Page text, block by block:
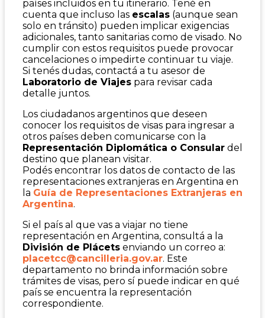
países incluidos en tu itinerario. Tené en
cuenta que incluso las escalas (aunque sean
solo en tránsito) pueden implicar exigencias
adicionales, tanto sanitarias como de visado. No
cumplir con estos requisitos puede provocar
cancelaciones o impedirte continuar tu viaje.
Si tenés dudas, contactá a tu asesor de
Laboratorio de Viajes para revisar cada
detalle juntos.
Los ciudadanos argentinos que deseen
conocer los requisitos de visas para ingresar a
otros países deben comunicarse con la
Representación Diplomática o Consular del
destino que planean visitar.
Podés encontrar los datos de contacto de las
representaciones extranjeras en Argentina en
la Guía de Representaciones Extranjeras en
Argentina.
Si el país al que vas a viajar no tiene
representación en Argentina, consultá a la
División de Plácets enviando un correo a:
placetcc@cancilleria.gov.ar. Este
departamento no brinda información sobre
trámites de visas, pero sí puede indicar en qué
país se encuentra la representación
correspondiente.